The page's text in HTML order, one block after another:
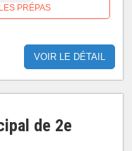
VOIR LE DÉTAIL
PRÉPAS
de 2e